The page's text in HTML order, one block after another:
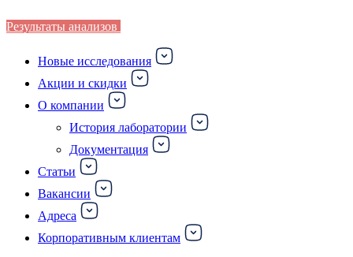
Результаты анализов
Новые исследования
Акции и скидки
О компании
История лаборатории
Документация
Статьи
Вакансии
Адреса
Корпоративным клиентам